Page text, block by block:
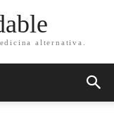
alternativa.